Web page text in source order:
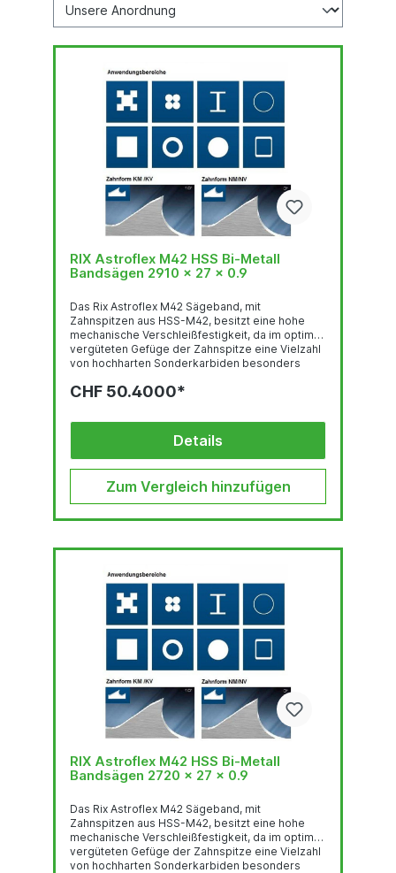
RIX Astroflex M42 HSS Bi-Metall
Bandsägen 2910 x 27 x 0.9
Das Rix Astroflex M42 Sägeband, mit
Zahnspitzen aus HSS-M42, besitzt eine hohe
mechanische Verschleißfestigkeit, da im optimal
vergüteten Gefüge der Zahnspitze eine Vielzahl
von hochharten Sonderkarbiden besonders
in einer temperaturbeständigen martensitischen
für eine sehr gute thermische
Verschleißfestigkeit. Das Trägerband aus
hochlegiertem, chromhaltigen Federstahl ist der
Garant für hervorragende
CHF 50.4000*
Details
Zum Vergleich hinzufügen
RIX Astroflex M42 HSS Bi-Metall
Bandsägen 2720 x 27 x 0.9
Das Rix Astroflex M42 Sägeband, mit
Zahnspitzen aus HSS-M42, besitzt eine hohe
mechanische Verschleißfestigkeit, da im optimal
vergüteten Gefüge der Zahnspitze eine Vielzahl
von hochharten Sonderkarbiden besonders